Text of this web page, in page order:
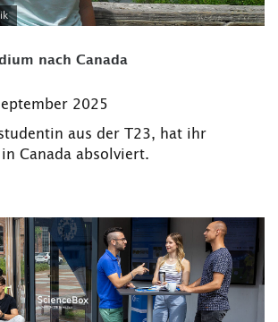
nach Canada
2025
aus der T23, hat ihr
Canada absolviert.